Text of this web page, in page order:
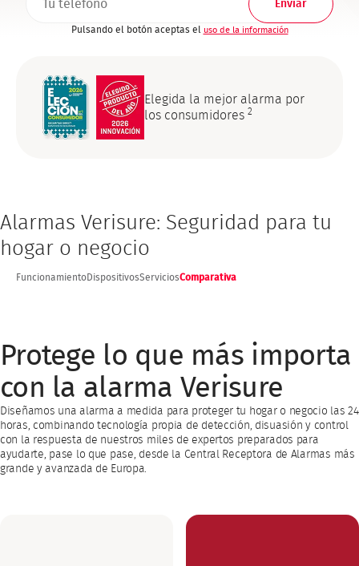
Pulsando el botón aceptas el uso de la información
Elegida la mejor alarma por
los consumidores 2
Alarmas Verisure: Seguridad para tu
hogar o negocio
FuncionamientoDispositivosServiciosComparativa
Protege lo que más importa
con la alarma Verisure
Diseñamos una alarma a medida para proteger tu hogar o negocio las 24
horas, combinando tecnología propia de detección, disuasión y control
con la respuesta de nuestros miles de expertos preparados para
ayudarte, pase lo que pase, desde la Central Receptora de Alarmas más
grande y avanzada de Europa.